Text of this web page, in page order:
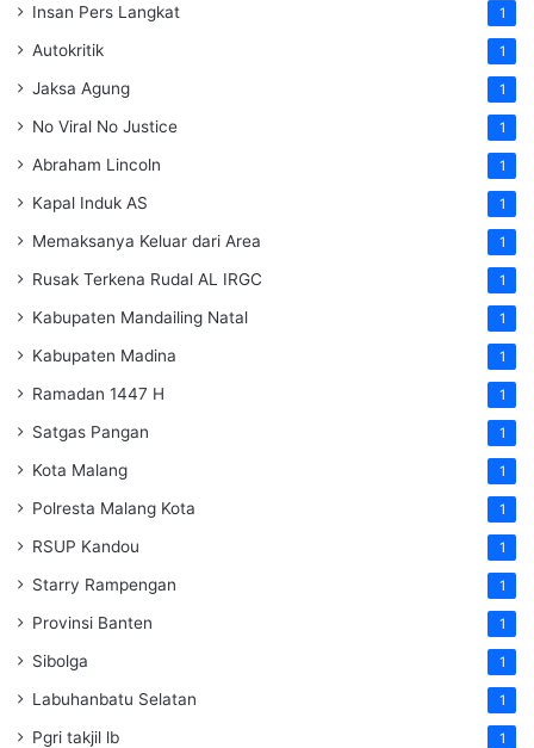
Insan Pers Langkat 1
Autokritik 1
Jaksa Agung 1
No Viral No Justice 1
Abraham Lincoln 1
Kapal Induk AS 1
Memaksanya Keluar dari Area 1
Rusak Terkena Rudal AL IRGC 1
Kabupaten Mandailing Natal 1
Kabupaten Madina 1
Ramadan 1447 H 1
Satgas Pangan 1
Kota Malang 1
Polresta Malang Kota 1
RSUP Kandou 1
Starry Rampengan 1
Provinsi Banten 1
Sibolga 1
Labuhanbatu Selatan 1
Pgri takjil lb 1